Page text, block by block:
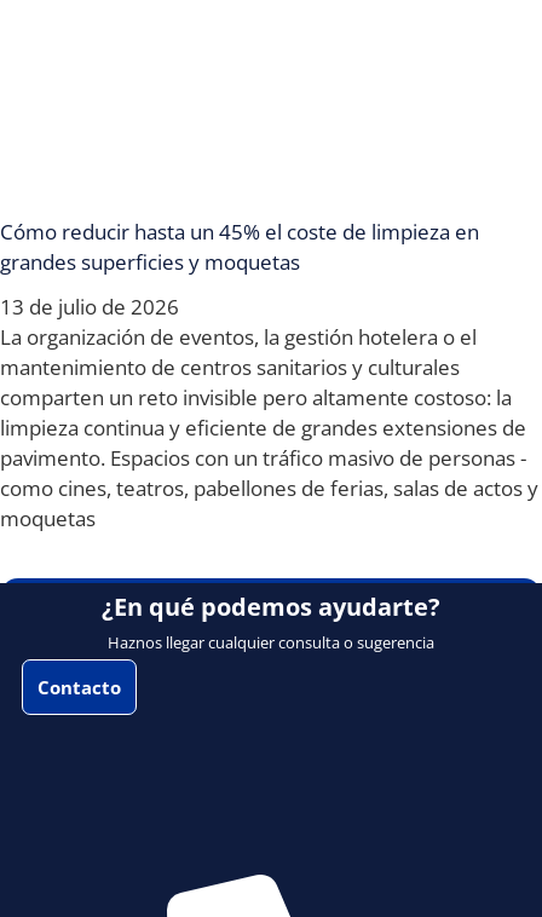
Cómo reducir hasta un 45% el coste de limpieza en
grandes superficies y moquetas
13 de julio de 2026
La organización de eventos, la gestión hotelera o el
mantenimiento de centros sanitarios y culturales
comparten un reto invisible pero altamente costoso: la
limpieza continua y eficiente de grandes extensiones de
pavimento. Espacios con un tráfico masivo de personas -
como cines, teatros, pabellones de ferias, salas de actos y
moquetas
¿En qué podemos ayudarte?
Haznos llegar cualquier consulta o sugerencia
Contacto